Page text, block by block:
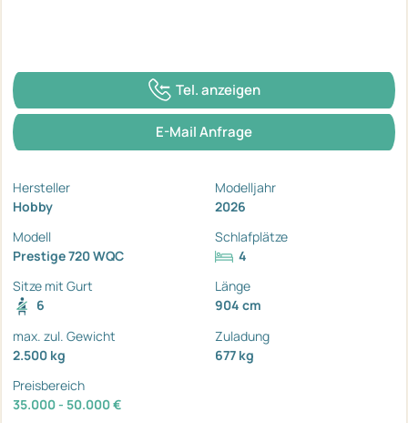
Tel. anzeigen
E-Mail Anfrage
Hersteller
Hobby
Modelljahr
2026
Modell
Prestige 720 WQC
Schlafplätze
4
Sitze mit Gurt
6
Länge
904 cm
max. zul. Gewicht
2.500 kg
Zuladung
677 kg
Preisbereich
35.000 - 50.000 €